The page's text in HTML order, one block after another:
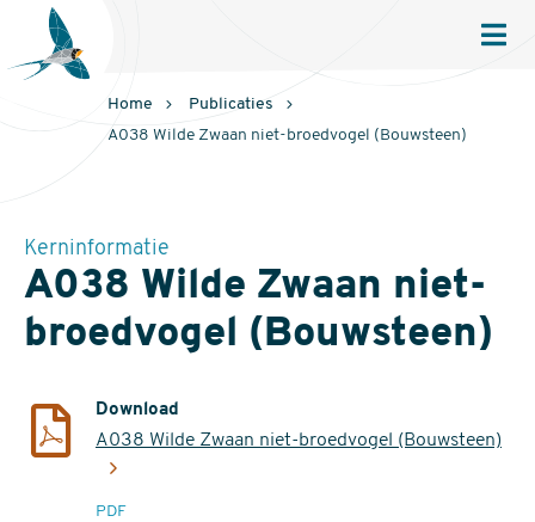
Sovon
Homepage
Home
Publicaties
A038 Wilde Zwaan niet-broedvogel (Bouwsteen)
Kerninformatie
A038 Wilde Zwaan niet-
broedvogel (Bouwsteen)
Download
A038 Wilde Zwaan niet-broedvogel (Bouwsteen)
extensie
PDF